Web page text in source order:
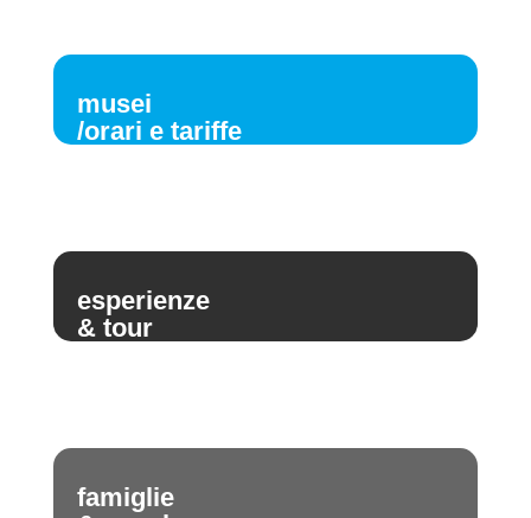
musei
/orari e tariffe
esperienze
& tour
famiglie